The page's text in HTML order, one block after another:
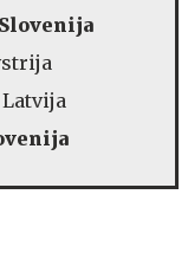
Slovenija